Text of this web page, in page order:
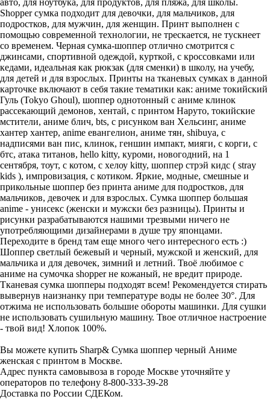
авто, для ноутбука, для продуктов, для пляжа, для школы.
Shopper сумка подходит для девочки, для мальчиков, для
подростков, для мужчин, для женщин. Принт выполнен с
помощью современной технологии, не трескается, не тускнеет
со временем. Черная сумка-шоппер отлично смотрится с
джинсами, спортивной одеждой, курткой, с кроссовками или
кедами, идеальная как рюкзак (для сменки) в школу, на учебу,
для детей и для взрослых. Принты на тканевых сумках в данной
карточке включают в себя такие тематики как: аниме токийский
Гуль (Tokyo Ghoul), шоппер однотонный с аниме клинок
рассекающий демонов, хентай, с принтом Наруто, токийские
мстители, аниме блич, bts, с рисунком ван Хельсинг, аниме
хантер хантер, anime евангелион, аниме тян, shibuya, с
надписями ван пис, клинок, геншин импакт, мияги, с корги, с
бтс, атака титанов, hello kitty, куроми, новогодний, на 1
сентября, тоут, с котом, с хелоу kitty, шоппер стрэй кидс ( stray
kids ), импровизация, с котиком. Яркие, модные, смешные и
прикольные шоппер без принта аниме для подростков, для
мальчиков, девочек и для взрослых. Сумка шоппер большая
anime - унисекс (женски и мужски без разницы). Принты и
рисунки разрабатываются нашими трезвыми ничего не
употребляющими дизайнерами в душе тру японцами.
Переходите в бренд там еще много чего интересного есть :)
Шоппер светлый бежевый и черный, мужской и женский, для
мальчика и для девочек, зимний и летний. Твоё любимое с
аниме на сумочка shopper не кожаный, не вредит природе.
Тканевая сумка шопперы подходят всем! Рекомендуется стирать
вывернув наизнанку при температуре воды не более 30°. Для
отжима не использовать большие обороты машинки. Для сушки
не использовать сушильную машину. Твое отличное настроение
- твой вид! Хлопок 100%.
Вы можете купить Sharp& Сумка шоппер черный Аниме
женская с принтом в Москве.
Адрес пункта самовывоза в городе Москве уточняйте у
операторов по телефону 8-800-333-39-28
Доставка по России СДЕКом.